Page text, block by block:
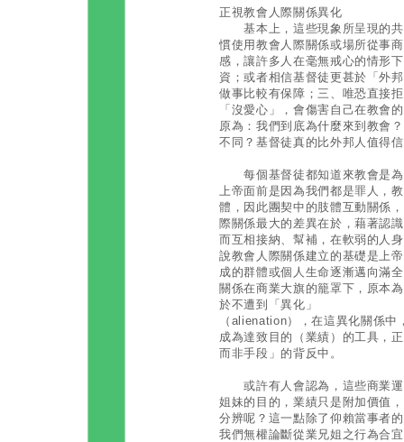
正視教會人際關係異化
基本上，這些現象所呈現的共
慣使用教會人際關係或場所從事
感，讓許多人在毫無戒心的情形
資；或者相信基督徒更甚於「外
做事比較有保障；三、唯恐直接
「沒愛心」，會傷害自己在教會
原為：我們到底為什麼來到教會
不同？基督徒真的比外邦人值得
每個基督徒都知道來教會是為
上帝面前是因為我們都是罪人，
體，因此團契中的肢體互動關係
際關係最大的差異在於，藉著認
而互相接納、幫補，在軟弱的人
說教會人際關係建立的基礎是上
成的群體或個人生命逐漸邁向滿
關係在商業大旗的籠罩下，原本
於不遭到「異化」
（alienation），在這異化關係
成為達致目的（業績）的工具，
而非手段」的背反中。
或許有人會認為，這些商業運
姐妹的目的，業績只是附加價值
分辨呢？這一點除了仰賴當事者
我們無權論斷從業兄姐之行為合